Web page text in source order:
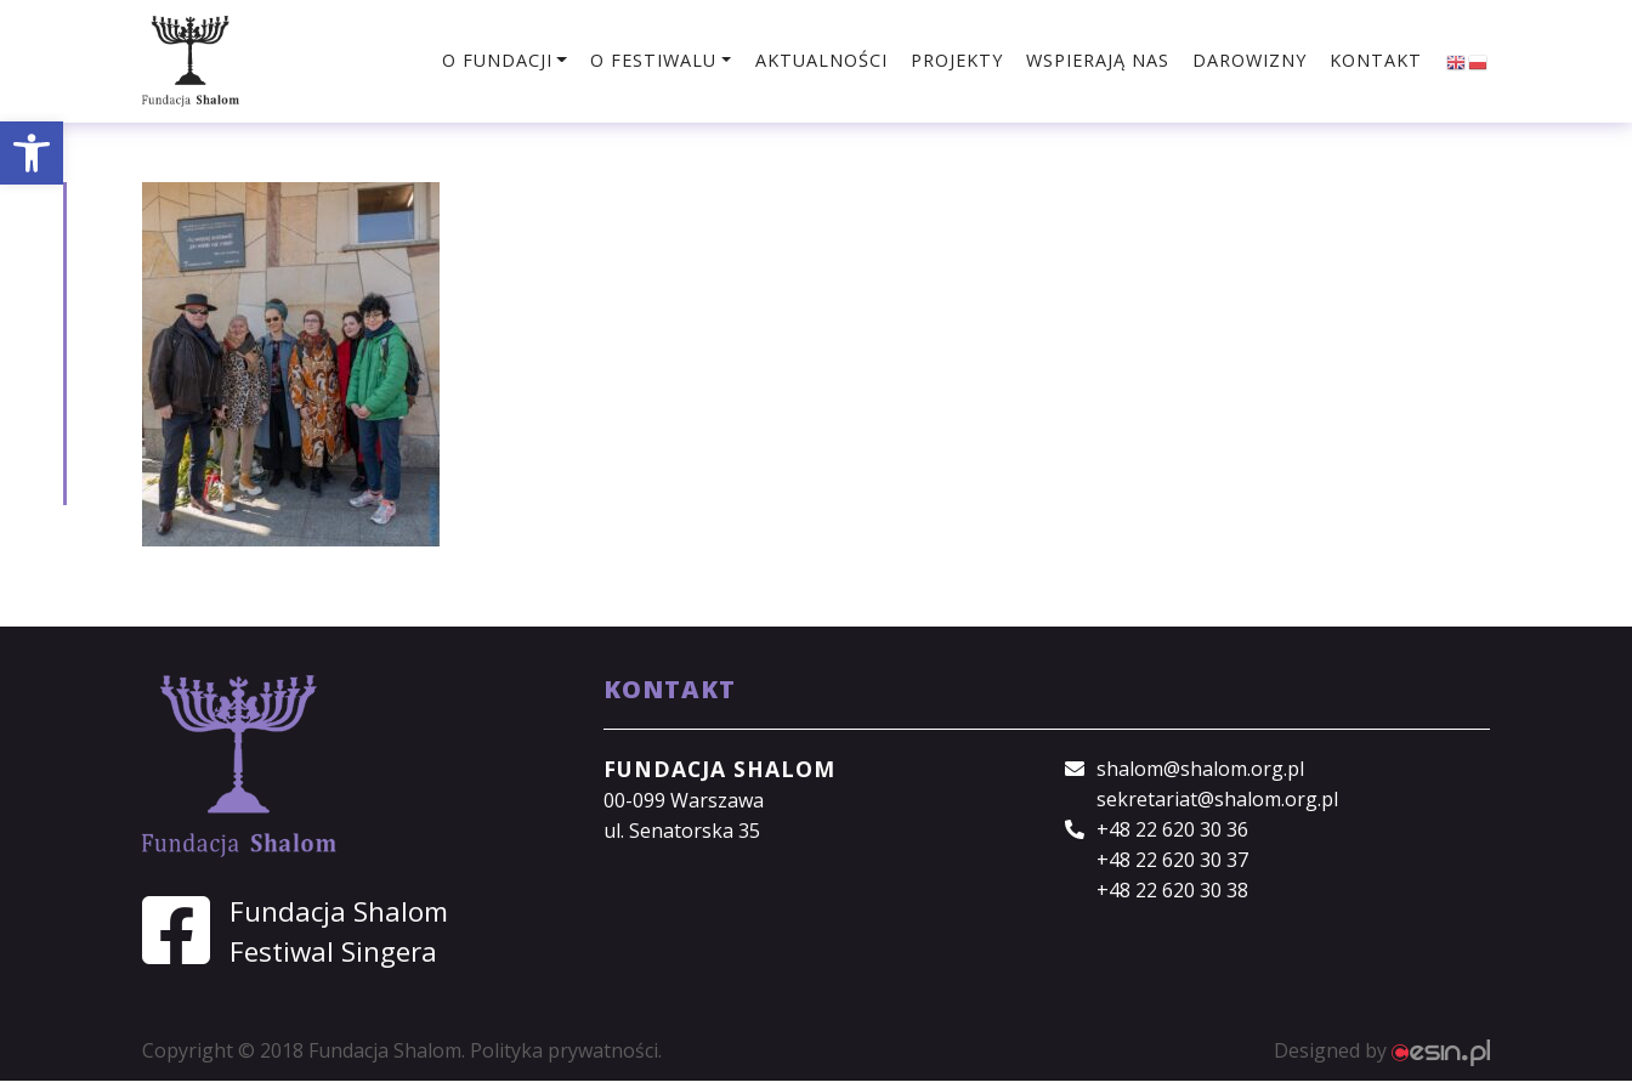
Open toolbar
O FUNDACJI O FESTIWALU AKTUALNOŚCI PROJEKTY WSPIERAJĄ NAS DAROWIZNY KONTAKT
Fundacja Shalom
Festiwal Singera
KONTAKT
FUNDACJA SHALOM
00-099 Warszawa
ul. Senatorska 35
shalom@shalom.org.pl
sekretariat@shalom.org.pl
+48 22 620 30 36
+48 22 620 30 37
+48 22 620 30 38
Copyright © 2018 Fundacja Shalom. Polityka prywatności. Designed by